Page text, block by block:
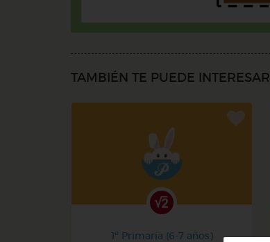
TAMBIÉN TE PUEDE INTERESAR
1º Primaria (6-7 años)